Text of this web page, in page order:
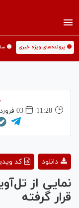
🟡 پرونده‌های ویژه خبری 🟡
11:28
03 فروردين 1405
کد دانلود
نمایی از
قرار گرفته